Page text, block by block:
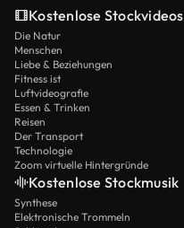
Kostenlose Stockvideos
Die Natur
Menschen
Liebe & Beziehungen
Fitness ist
Luftvideografie
Essen & Trinken
Reisen
Der Transport
Technologie
Zoom virtuelle Hintergründe
Kostenlose Stockmusik
Synthese
Elektronische Trommeln